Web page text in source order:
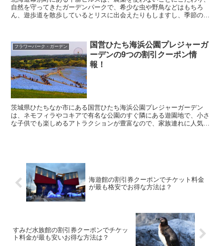
自然を守ってきたガーデンパークで、希少な虫や野鳥などはもちろ
ん、遊歩道を散歩しているとリスに出会えたりもしますし、季節の
フラワーパーク・ガーデン
国営ひたち海浜公園プレジャーガ
ーデンの9つの割引クーポン情
報！
茨城県ひたちなか市にある国営ひたち海浜公園プレジャーガーデン
は、ネモフィラやコキアで有名な公園のすぐ隣にある遊園地で、小さ
な子供でも楽しめるアトラクションが豊富なので、家族連れに人気の
海遊館の割引券クーポンでチケット料金
が最も格安でお得な方法は？
すみだ水族館の割引券クーポンでチケッ
ト料金が最も安いお得な方法は？